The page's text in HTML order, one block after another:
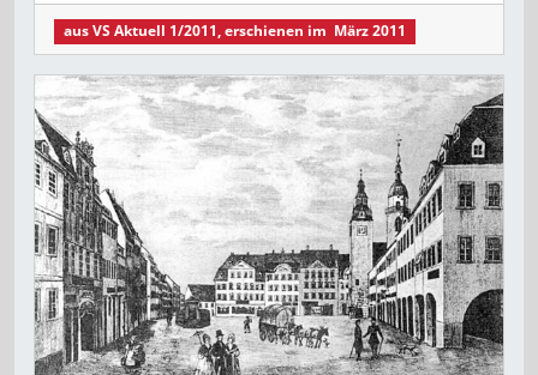
ausVS Aktuell 1/2011, erschienen im März 2011